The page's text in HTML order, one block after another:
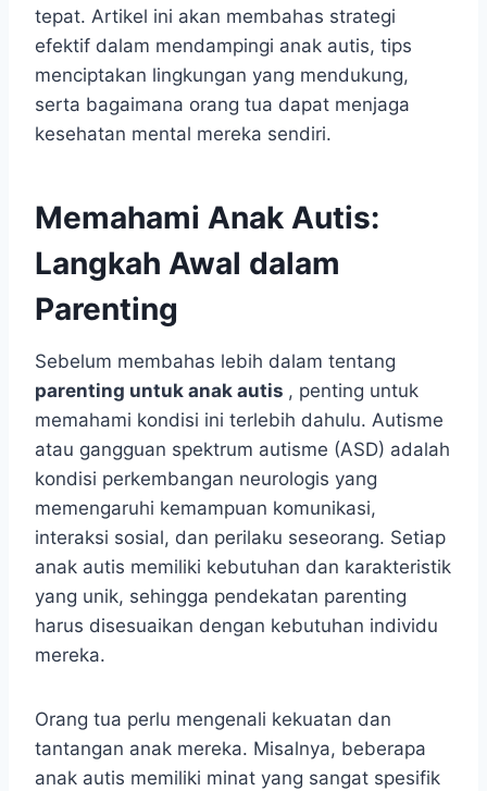
tepat. Artikel ini akan membahas strategi
efektif dalam mendampingi anak autis, tips
menciptakan lingkungan yang mendukung,
serta bagaimana orang tua dapat menjaga
kesehatan mental mereka sendiri.
Memahami Anak Autis:
Langkah Awal dalam
Parenting
Sebelum membahas lebih dalam tentang
parenting untuk anak autis , penting untuk
memahami kondisi ini terlebih dahulu. Autisme
atau gangguan spektrum autisme (ASD) adalah
kondisi perkembangan neurologis yang
memengaruhi kemampuan komunikasi,
interaksi sosial, dan perilaku seseorang. Setiap
anak autis memiliki kebutuhan dan karakteristik
yang unik, sehingga pendekatan parenting
harus disesuaikan dengan kebutuhan individu
mereka.
Orang tua perlu mengenali kekuatan dan
tantangan anak mereka. Misalnya, beberapa
anak autis memiliki minat yang sangat spesifik